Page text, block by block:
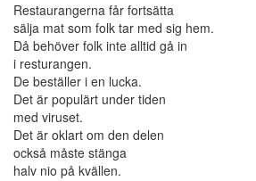
Restaurangerna får fortsätta
sälja mat som folk tar med sig hem.
Då behöver folk inte alltid gå in
i resturangen.
De beställer i en lucka.
Det är populärt under tiden
med viruset.
Det är oklart om den delen
också måste stänga
halv nio på kvällen.